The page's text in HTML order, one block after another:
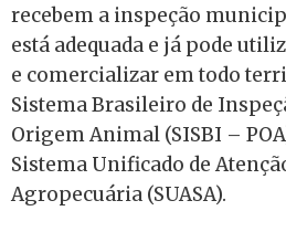
recebem a inspeção
está adequada e já pode
e comercializar em todo
Sistema Brasileiro de
Origem Animal (SISBI –
Sistema Unificado de
Agropecuária (SUASA).